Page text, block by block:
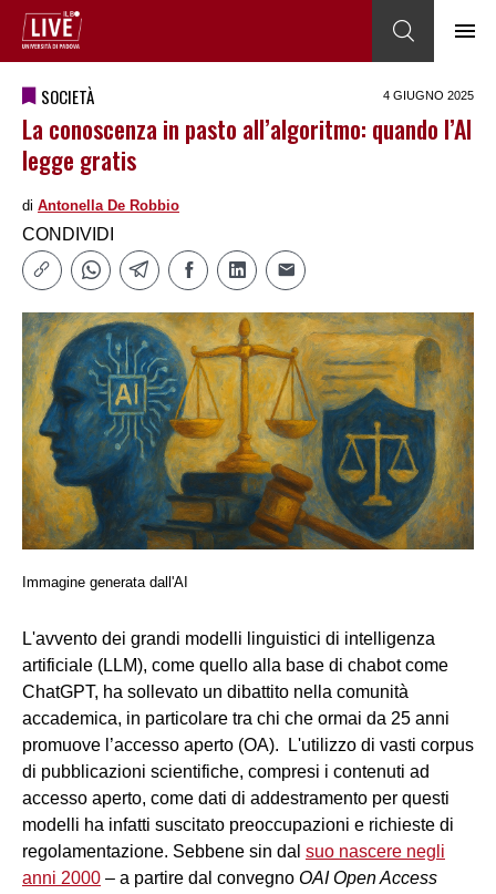
SOCIETÀ 4 GIUGNO 2025
La conoscenza in pasto all’algoritmo: quando l’AI
legge gratis
di Antonella De Robbio
CONDIVIDI
Immagine generata dall'AI
L'avvento dei grandi modelli linguistici di intelligenza
artificiale (LLM), come quello alla base di chabot come
ChatGPT, ha sollevato un dibattito nella comunità
accademica, in particolare tra chi che ormai da 25 anni
promuove l’accesso aperto (OA). L'utilizzo di vasti corpus
di pubblicazioni scientifiche, compresi i contenuti ad
accesso aperto, come dati di addestramento per questi
modelli ha infatti suscitato preoccupazioni e richieste di
regolamentazione. Sebbene sin dal suo nascere negli
anni 2000 – a partire dal convegno OAI Open Access